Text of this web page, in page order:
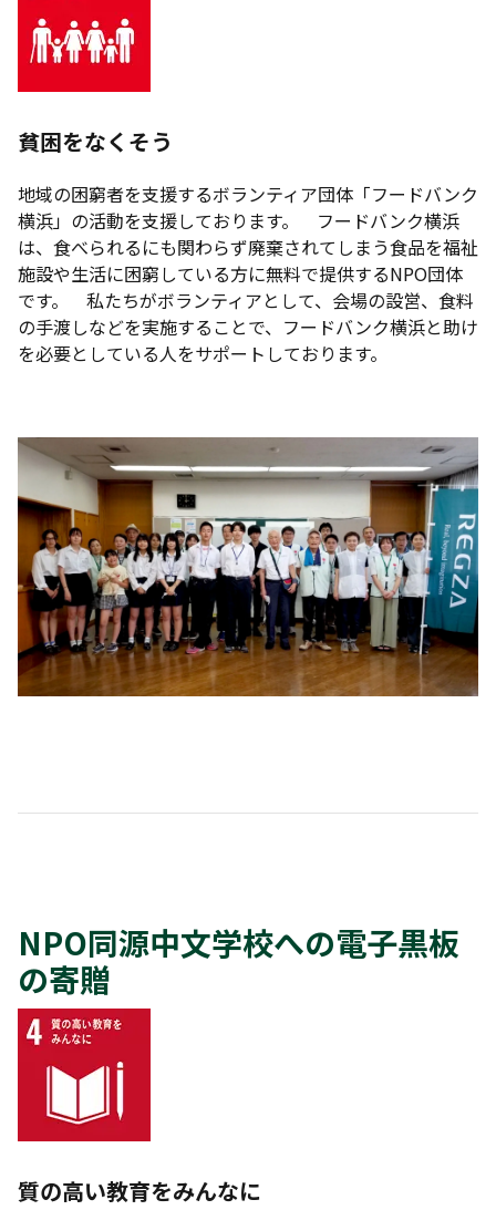
貧困をなくそう
地域の困窮者を支援するボランティア団体「フードバンク
横浜」の活動を支援しております。 フードバンク横浜
は、食べられるにも関わらず廃棄されてしまう食品を福祉
施設や生活に困窮している方に無料で提供するNPO団体
です。 私たちがボランティアとして、会場の設営、食料
の手渡しなどを実施することで、フードバンク横浜と助け
を必要としている人をサポートしております。
NPO同源中文学校への電子黒板
の寄贈
質の高い教育をみんなに